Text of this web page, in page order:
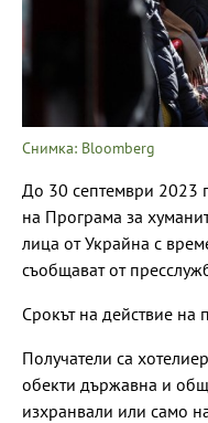
Снимка: Bloomberg
До 30 септември 2023
на Програма за
лица от Украйна с
съобщават от
Срокът на действие на
Получатели са
обекти държавна и
изхранвали или само